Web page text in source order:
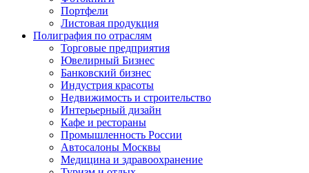
Портфели
Листовая продукция
Полиграфия по отраслям
Торговые предприятия
Ювелирный Бизнес
Банковский бизнес
Индустрия красоты
Недвижимость и строительство
Интерьерный дизайн
Кафе и рестораны
Промышленность России
Автосалоны Москвы
Медицина и здравоохранение